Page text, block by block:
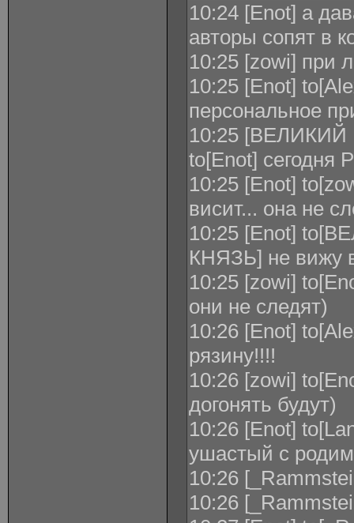
10:24 [Enot] а
авторы сопят в
10:25 [zowi] при
10:25 [Enot]
персональное
10:25
to[Enot] сегодня
10:25 [Enot]
висит... она не
10:25 [Enot]
КНЯЗЬ] не вижу
10:25 [zowi]
они не следят)
10:26 [Enot]
рязину!!!!
10:26 [zowi]
догонять будут)
10:26 [Enot]
ушастый с
10:26
10:26